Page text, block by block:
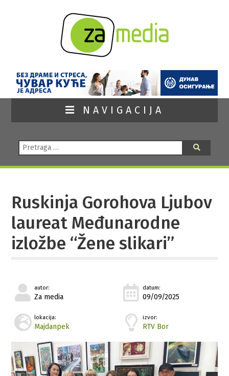
NAVIGACIJA
Pretraga:
Ruskinja Gorohova Ljubov
laureat Međunarodne
izložbe “Žene slikari”
autor:
Za media
datum:
09/09/2025
lokacija:
Majdanpek
izvor:
RTV Bor